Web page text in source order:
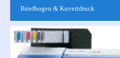
Briefbogen & Kuvertdruck
Für ein professionelles Auftreten
individuelle
Werbemaßnahme...